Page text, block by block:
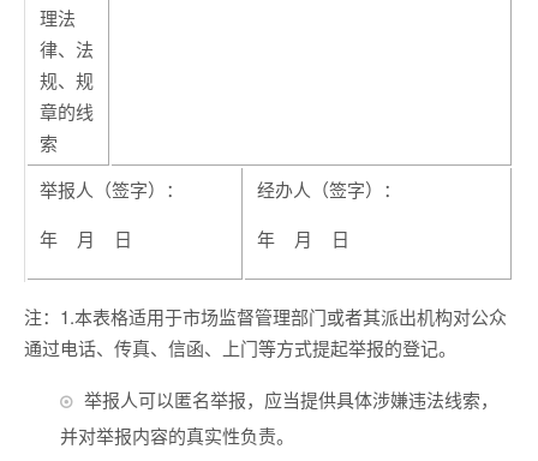
理法
律、法
规、规
章的线
索
举报人（签字）：
年 月 日
经办人（签字）：
年 月 日
注：1.本表格适用于市场监督管理部门或者其派出机构对公众
通过电话、传真、信函、上门等方式提起举报的登记。
举报人可以匿名举报，应当提供具体涉嫌违法线索，
并对举报内容的真实性负责。